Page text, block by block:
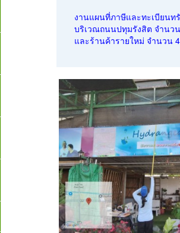
งานแผนที่ภาษีและทะเบียนท
บริเวณถนนปทุมรังสิต จำนว
และร้านค้ารายใหม่ จำนวน